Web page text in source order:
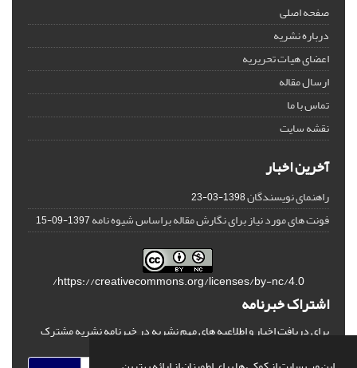
صفحه اصلی
درباره نشریه
اعضای هیات تحریریه
ارسال مقاله
تماس با ما
نقشه سایت
آخرین اخبار
راهنمای نویسندگان1398-03-23
فونت های مورد نیاز برای نگارش مقاله براساس شیوه نامه1397-09-15
https://creativecommons.org/licenses/by-nc/4.0/
اشتراک خبرنامه
برای دریافت اخبار و اطلاعیه های مهم نشریه در خبرنامه نشریه مشترک